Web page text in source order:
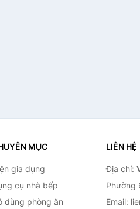
MỤC
gia dụng
cụ nhà bếp
dùng phòng ăn
LIÊN HỆ
Địa chỉ:
Phường
Email: